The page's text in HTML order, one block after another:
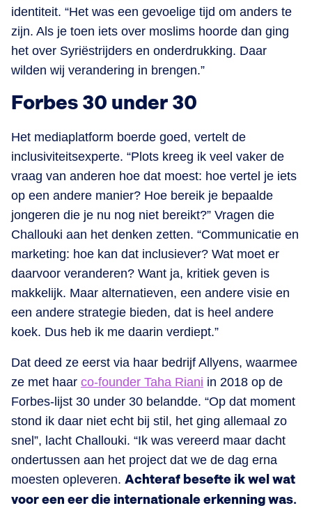
identiteit. “Het was een gevoelige tijd om anders te
zijn. Als je toen iets over moslims hoorde dan ging
het over Syriëstrijders en onderdrukking. Daar
wilden wij verandering in brengen.”
Forbes 30 under 30
Het mediaplatform boerde goed, vertelt de
inclusiviteitsexperte. “Plots kreeg ik veel vaker de
vraag van anderen hoe dat moest: hoe vertel je iets
op een andere manier? Hoe bereik je bepaalde
jongeren die je nu nog niet bereikt?” Vragen die
Challouki aan het denken zetten. “Communicatie en
marketing: hoe kan dat inclusiever? Wat moet er
daarvoor veranderen? Want ja, kritiek geven is
makkelijk. Maar alternatieven, een andere visie en
een andere strategie bieden, dat is heel andere
koek. Dus heb ik me daarin verdiept.”
Dat deed ze eerst via haar bedrijf Allyens, waarmee
ze met haar co-founder Taha Riani in 2018 op de
Forbes-lijst 30 under 30 belandde. “Op dat moment
stond ik daar niet echt bij stil, het ging allemaal zo
snel”, lacht Challouki. “Ik was vereerd maar dacht
ondertussen aan het project dat we de dag erna
moesten opleveren. Achteraf besefte ik wel wat
voor een eer die internationale erkenning was.